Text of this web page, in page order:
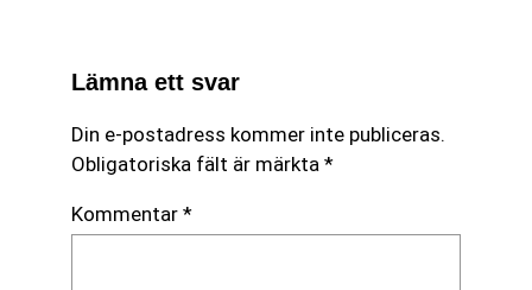
Lämna ett svar
Din e-postadress kommer inte publiceras.
Obligatoriska fält är märkta *
Kommentar *